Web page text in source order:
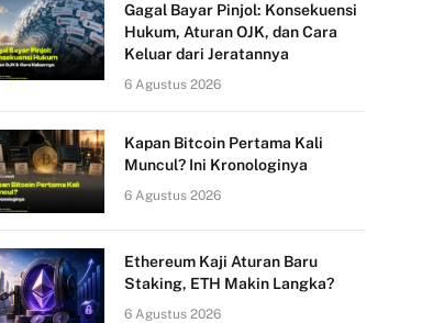
Gagal Bayar Pinjol: Konsekuensi
Hukum, Aturan OJK, dan Cara
Keluar dari Jeratannya
6 Agustus 2026
Kapan Bitcoin Pertama Kali
Muncul? Ini Kronologinya
6 Agustus 2026
Ethereum Kaji Aturan Baru
Staking, ETH Makin Langka?
6 Agustus 2026